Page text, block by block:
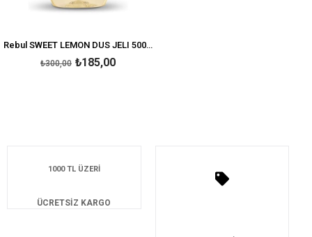
Rebul SWEET LEMON DUS JELI 500ML UNISEX
₺185,00
₺300,00
1000 TL ÜZERİ
ÜCRETSİZ KARGO